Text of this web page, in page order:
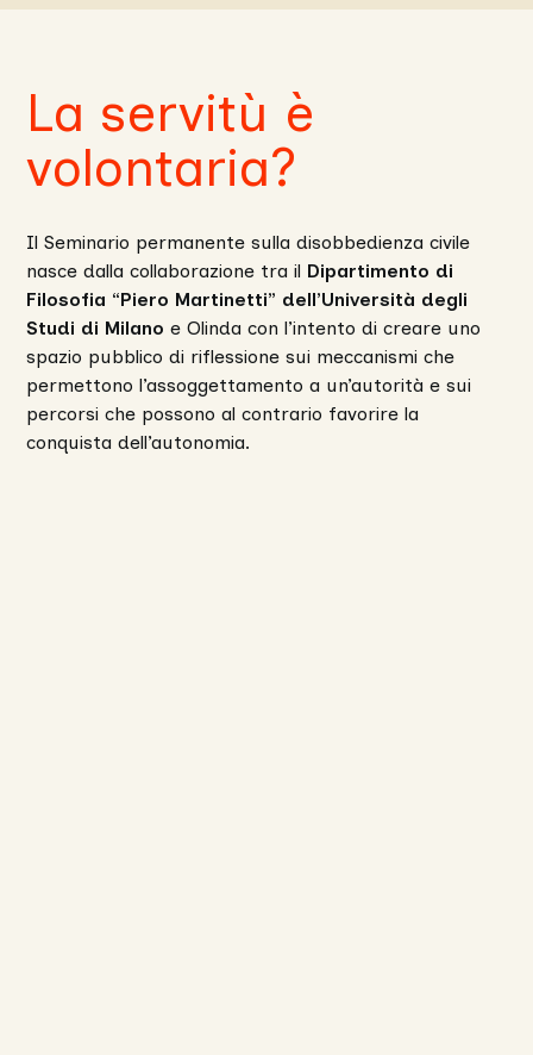
La servitù è
volontaria?
Il Seminario permanente sulla disobbedienza civile
nasce dalla collaborazione tra il Dipartimento di
Filosofia “Piero Martinetti” dell’Università degli
Studi di Milano e Olinda con l’intento di creare uno
spazio pubblico di riflessione sui meccanismi che
permettono l’assoggettamento a un’autorità e sui
percorsi che possono al contrario favorire la
conquista dell’autonomia.